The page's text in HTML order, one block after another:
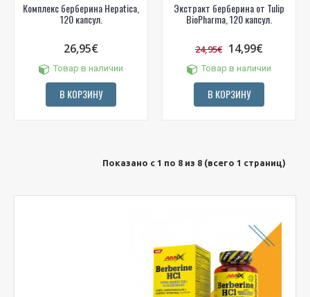
Комплекс берберина Hepatica,
120 капсул.
26,95€
Товар в наличии
В КОРЗИНУ
Экстракт берберина от Tulip
BioPharma, 120 капсул.
24,95€ 14,99€
Товар в наличии
В КОРЗИНУ
Показано с 1 по 8 из 8 (всего 1 страниц)